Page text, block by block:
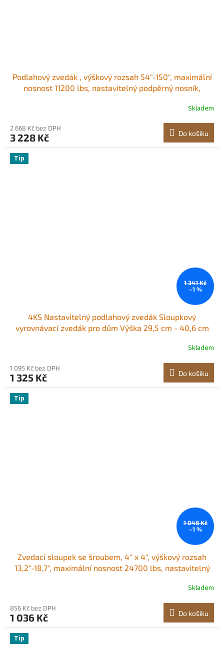
Podlahový zvedák , výškový rozsah 54"-150", maximální
nosnost 11200 lbs, nastavitelný podpěrný nosník,
teleskopický zvedák pro dočasnou podporuSkladem
2 668 Kč bez DPH
3 228 Kč Do košíku
Tip
1 341 Kč
–1 %
4KS Nastavitelný podlahový zvedák Sloupkový
vyrovnávací zvedák pro dům Výška 29,5 cm - 40,6 cm
Skladem
1 095 Kč bez DPH
1 325 Kč Do košíku
Tip
1 048 Kč
–1 %
Zvedací sloupek se šroubem, 4" x 4", výškový rozsah
13,2"-18,7", maximální nosnost 24700 lbs, nastavitelný
zvedací podlaha, plazivý prostor, suterén, nosníkSkladem
856 Kč bez DPH
1 036 Kč Do košíku
Tip